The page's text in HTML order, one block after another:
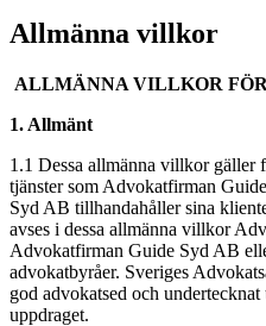
Allmänna villkor
ALLMÄNNA VILLKOR
1. Allmänt
1.1 Dessa allmänna villkor gäller
tjänster som Advokatfirman
Syd AB tillhandahåller sina
avses i dessa allmänna villkor
Advokatfirman Guide Syd AB
advokatbyråer. Sveriges
god advokatsed och
uppdraget.